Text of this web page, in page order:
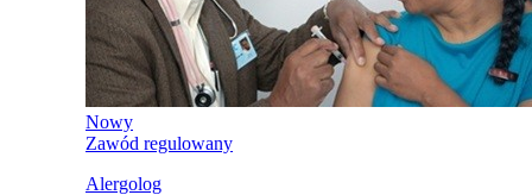
Nowy
Zawód regulowany
Alergolog